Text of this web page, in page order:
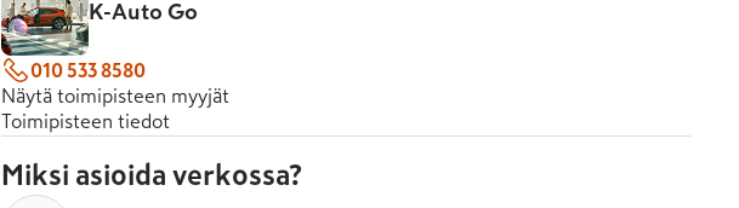
K-Auto Go
010 533 8580
Näytä toimipisteen myyjät
Toimipisteen tiedot
Miksi asioida verkossa?